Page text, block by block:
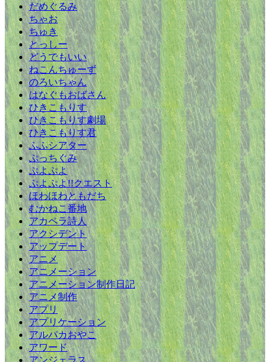
だめぐるみ
ちゃお
ちゅき
とっしー
どうでもいい
ねこんちゅーず
のろいちゃん
はなぐもおばさん
ひきこもりす
ひきこもりす劇場
ひきこもりす君
ふふシアター
ぷっちぐみ
ぷよぷよ
ぷよぷよ!!クエスト
ほわほわともだち
むかねこ番地
アカペラ詩人
アクシデント
アップデート
アニメ
アニメーション
アニメーション制作日記
アニメ制作
アプリ
アプリケーション
アルパカおやこ
アワード
アンジェラス